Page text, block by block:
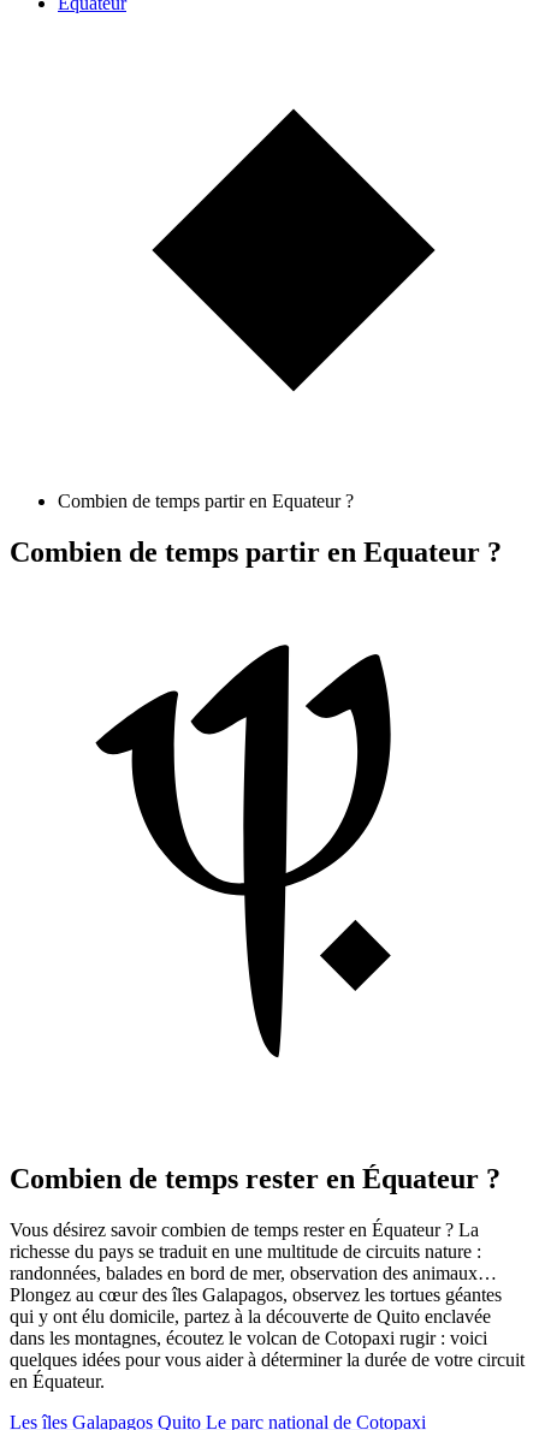
Combien de temps partir en Equateur ?
Combien de temps partir en Equateur ?
Combien de temps rester en Équateur ?
Vous désirez savoir combien de temps rester en Équateur ? La
richesse du pays se traduit en une multitude de circuits nature :
randonnées, balades en bord de mer, observation des animaux…
Plongez au cœur des îles Galapagos, observez les tortues géantes
qui y ont élu domicile, partez à la découverte de Quito enclavée
dans les montagnes, écoutez le volcan de Cotopaxi rugir : voici
quelques idées pour vous aider à déterminer la durée de votre circuit
en Équateur.
Les îles Galapagos Quito Le parc national de Cotopaxi